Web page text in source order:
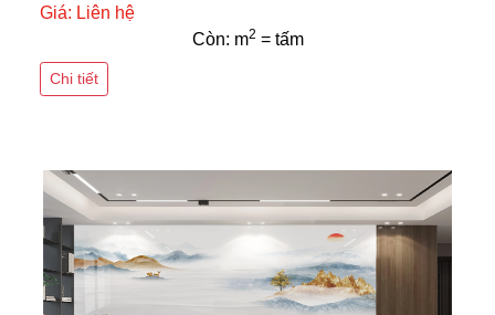
Giá: Liên hệ
Còn: m2 = tấm
Chi tiết